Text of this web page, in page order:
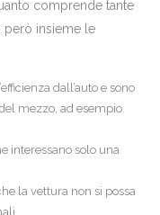
comprende tante
però insieme le
dall’auto e sono
mezzo, ad esempio
interessano solo una
la vettura non si possa